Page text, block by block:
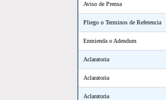
Aviso de Prensa
Pliego o Terminos de Referencia
Enmienda o Adendum
Aclaratoria
Aclaratoria
Aclaratoria